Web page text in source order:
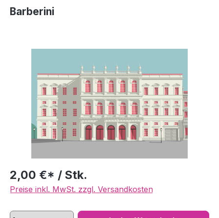
Barberini
2,00 €* / Stk.
Preise inkl. MwSt. zzgl. Versandkosten